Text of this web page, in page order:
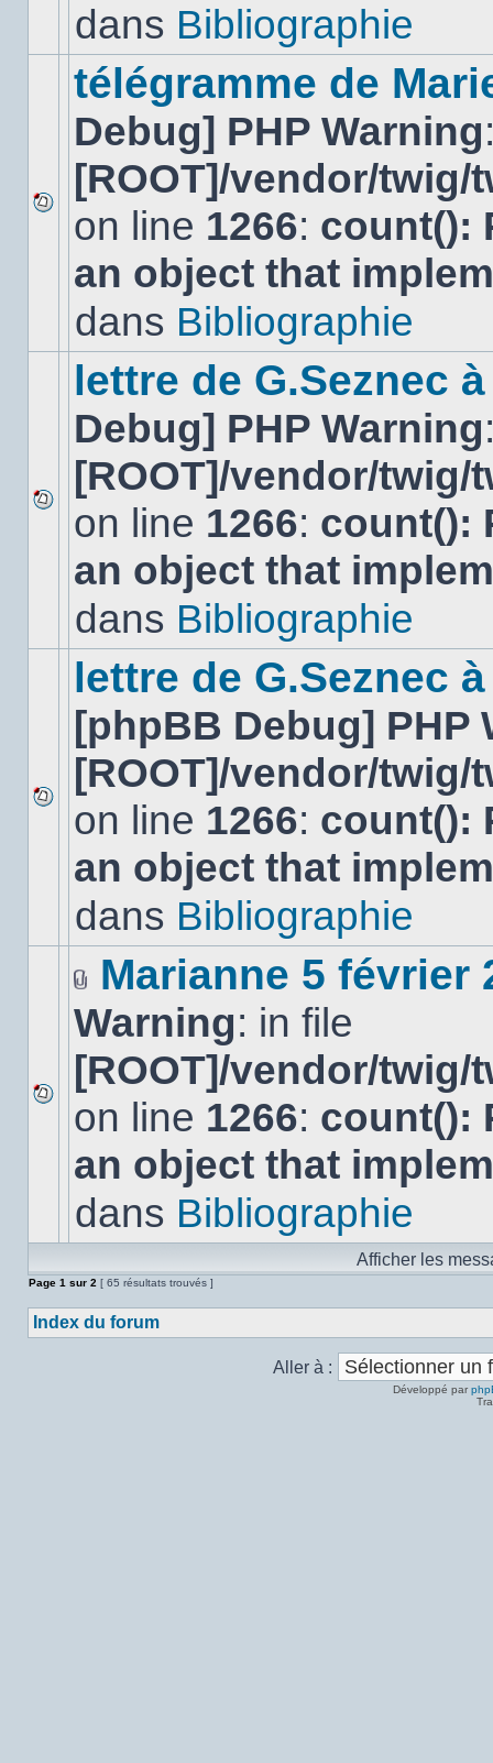
dansdans Bibliographie
Aucun
nouveau
message
non-
dans
sujet.
télégramme de
Debug] PHP Warning
[ROOT]/vendor/
on line 1266: count():
an object that
dans Bibliographie
Aucun
nouveau
message
non-
dans
sujet.
lettre de G.Seznec
Debug] PHP Warning
[ROOT]/vendor/
on line 1266: count():
an object that
dans Bibliographie
Aucun
nouveau
message
non-
dans
lettre de G.Seznec
[phpBB Debug] PHP
[ROOT]/vendor/
on line 1266: count():
an object that
dans Bibliographie
Aucun
nouveau
message
non-
dans
joint(s)
Marianne 5 février
Warning: in file
[ROOT]/vendor/
on line 1266: count():
an object that
dans Bibliographie
Afficher les
Page 1 sur 2 [ 65 résultats trouvés ]
Index du forum
Aller à :
Développé par